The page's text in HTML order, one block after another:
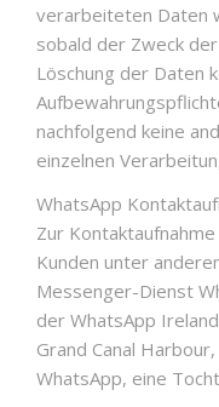
verarbeiteten Daten
sobald der Zweck
Löschung der Daten
nachfolgend keine
einzelnen
WhatsApp
Zur
Kunden unter
Messenger-Dienst
der WhatsApp
Grand Canal
WhatsApp, eine